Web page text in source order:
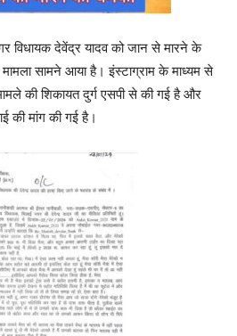
विधायक देवेंद्र यादव को जान से मारने के
सामने आया है। इंस्टाग्राम के माध्यम से
की शिकायत दुर्ग एसपी से की गई है और
की मांग की गई है।